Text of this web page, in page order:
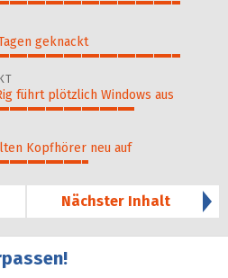
geknackt
führt plötzlich Windows aus
Kopfhörer neu auf
Nächster Inhalt